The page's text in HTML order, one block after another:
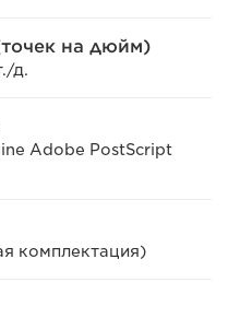
на дюйм)
д.
Adobe PostScript
комплектация)